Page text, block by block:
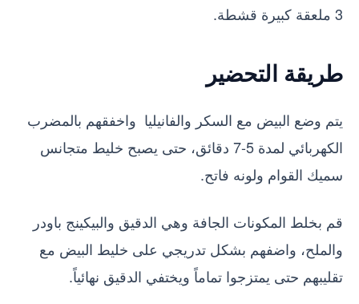
3 ملعقة كبيرة قشطة.
طريقة التحضير
يتم وضع البيض مع السكر والفانيليا واخفقهم بالمضرب
الكهربائي لمدة 5-7 دقائق، حتى يصبح خليط متجانس
سميك القوام ولونه فاتح.
قم بخلط المكونات الجافة وهي الدقيق والبيكينج باودر
والملح، واضفهم بشكل تدريجي على خليط البيض مع
تقليبهم حتى يمتزجوا تماماً ويختفي الدقيق نهائياً.